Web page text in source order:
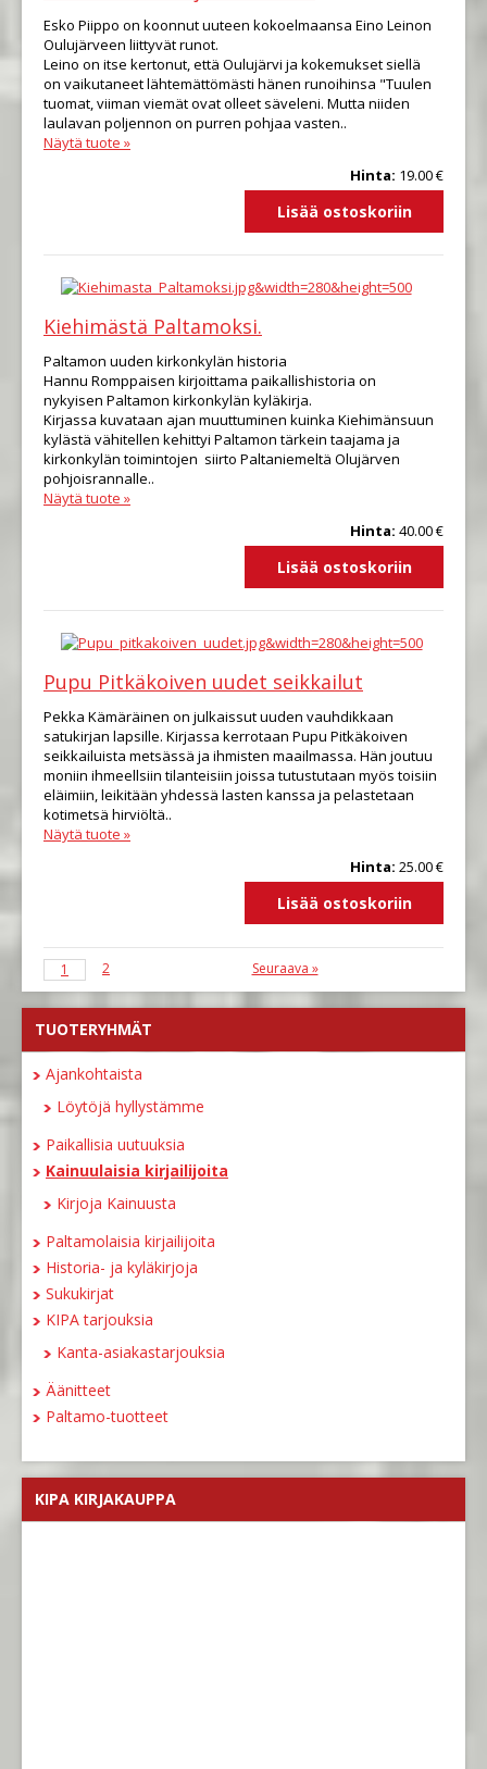
Esko Piippo on koonnut uuteen kokoelmaansa Eino Leinon
Oulujärveen liittyvät runot.
Leino on itse kertonut, että Oulujärvi ja kokemukset siellä
on vaikutaneet lähtemättömästi hänen runoihinsa "Tuulen
tuomat, viiman viemät ovat olleet säveleni. Mutta niiden
laulavan poljennon on purren pohjaa vasten..
Näytä tuote »
Hinta: 19.00 €
Kiehimästä Paltamoksi.
Paltamon uuden kirkonkylän historia
Hannu Romppaisen kirjoittama paikallishistoria on
nykyisen Paltamon kirkonkylän kyläkirja.
Kirjassa kuvataan ajan muuttuminen kuinka Kiehimänsuun
kylästä vähitellen kehittyi Paltamon tärkein taajama ja
kirkonkylän toimintojen siirto Paltaniemeltä Olujärven
pohjoisrannalle..
Näytä tuote »
Hinta: 40.00 €
Pupu Pitkäkoiven uudet seikkailut
Pekka Kämäräinen on julkaissut uuden vauhdikkaan
satukirjan lapsille. Kirjassa kerrotaan Pupu Pitkäkoiven
seikkailuista metsässä ja ihmisten maailmassa. Hän joutuu
moniin ihmeellsiin tilanteisiin joissa tutustutaan myös toisiin
eläimiin, leikitään yhdessä lasten kanssa ja pelastetaan
kotimetsä hirviöltä..
Näytä tuote »
Hinta: 25.00 €
1 2 Seuraava »
TUOTERYHMÄT
Ajankohtaista
Löytöjä hyllystämme
Paikallisia uutuuksia
Kainuulaisia kirjailijoita
Kirjoja Kainuusta
Paltamolaisia kirjailijoita
Historia- ja kyläkirjoja
Sukukirjat
KIPA tarjouksia
Kanta-asiakastarjouksia
Äänitteet
Paltamo-tuotteet
KIPA KIRJAKAUPPA